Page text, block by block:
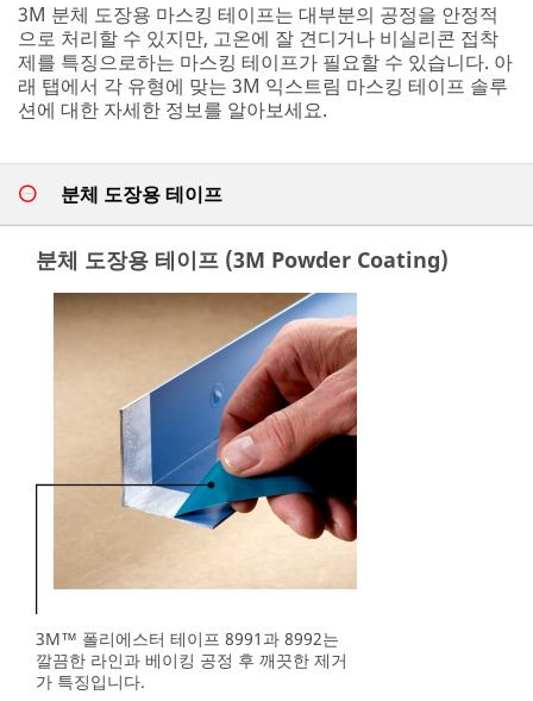
3M 분체 도장용 마스킹 테이프는 대부분의 공정을 안정적
으로 처리할 수 있지만, 고온에 잘 견디거나 비실리콘 접착
제를 특징으로하는 마스킹 테이프가 필요할 수 있습니다. 아
래 탭에서 각 유형에 맞는 3M 익스트림 마스킹 테이프 솔루
션에 대한 자세한 정보를 알아보세요.
분체 도장용 테이프
분체 도장용 테이프 (3M Powder Coating)
3M™ 폴리에스터 테이프 8991과 8992는
깔끔한 라인과 베이킹 공정 후 깨끗한 제거
가 특징입니다.